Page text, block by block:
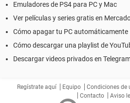
Emuladores de PS4 para PC y Mac
Ver películas y series gratis en
Cómo apagar tu PC automáticamente
Cómo descargar una playlist de
Descargar videos privados en
Regístrate aquí Equipo Condiciones de
Contacto
Aviso